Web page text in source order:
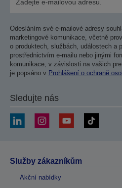
Odesláním své e-mailové adresy
marketingové komunikace, včetně
o produktech, službách, událostech a
prostřednictvím e-mailu nebo jinými
komunikace, v závislosti na vašich
je popsáno v Prohlášení o ochraně
Sledujte nás
Služby zákazníkům
Akční nabídky